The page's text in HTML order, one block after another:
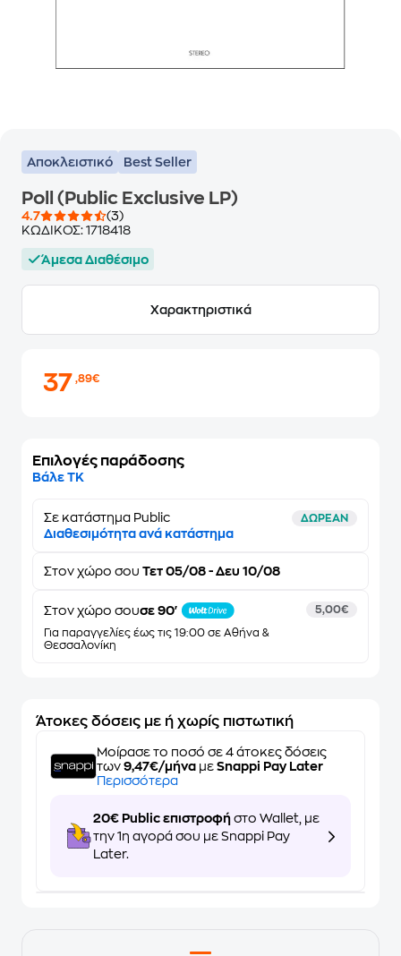
Αποκλειστικό Best Seller
Poll (Public Exclusive LP)
4.7
(3)
ΚΩΔΙΚΟΣ: 1718418
Άμεσα Διαθέσιμο
Χαρακτηριστικά
37,89€
Επιλογές παράδοσης
Βάλε ΤΚ
Σε κατάστημα Public ΔΩΡΕΑΝ
Διαθεσιμότητα ανά κατάστημα
Στον χώρο σου Τετ 05/08 - Δευ 10/08
Στον χώρο σουσε 90'
Για παραγγελίες έως τις 19:00 σε Αθήνα &
Θεσσαλονίκη
5,00€
Άτοκες δόσεις με ή χωρίς πιστωτική
Μοίρασε το ποσό σε 4 άτοκες δόσεις
των 9,47€/μήνα με Snappi Pay Later
Περισσότερα
20€ Public επιστροφή στο Wallet, με
την 1η αγορά σου με Snappi Pay
Later.